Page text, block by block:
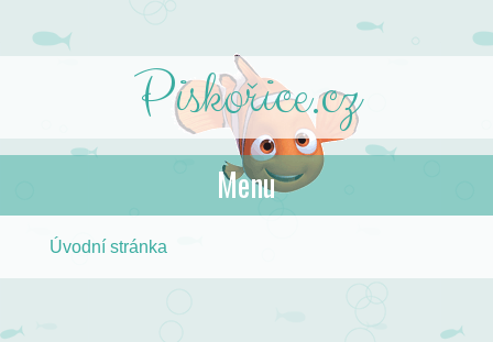
Piskořice.cz
Menu
Úvodní stránka